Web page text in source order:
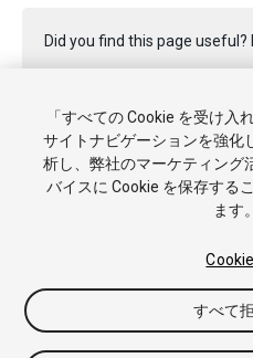
Did you find this page useful?
Report a problem on this page
Copyright © 2021 Unity
チュートリアル
Answers ナレ
「すべての Cookie を受け入
サイトナビゲーションを強化
析し、弊社のマーケティング
バイスに Cookie を保存する
ます。
すべて